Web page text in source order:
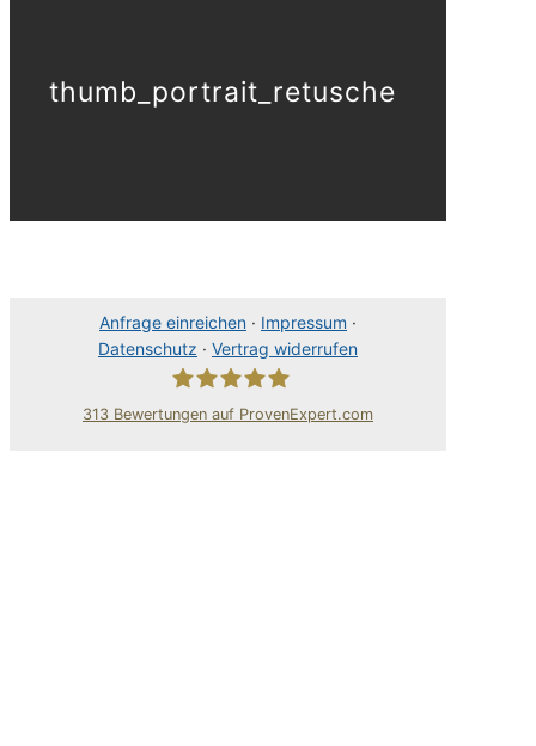
thumb_portrait_retusche
Anfrage einreichen · Impressum ·
Datenschutz · Vertrag widerrufen
313 Bewertungen auf ProvenExpert.com